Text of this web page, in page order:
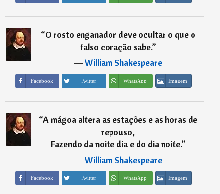
“O rosto enganador deve ocultar o que o
falso coração sabe.”
―William Shakespeare
Facebook Twitter WhatsApp Imagem
“A mágoa altera as estações e as horas de
repouso,
Fazendo da noite dia e do dia noite.”
―William Shakespeare
Facebook Twitter WhatsApp Imagem